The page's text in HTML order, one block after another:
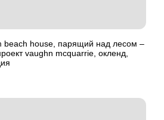
beach house, парящий над лесом –
vaughn mcquarrie, окленд,